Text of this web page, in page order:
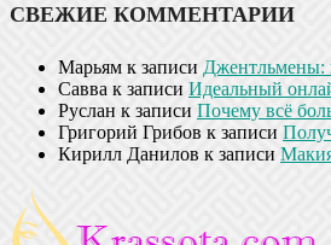
СВЕЖИЕ КОММЕНТАРИИ
Марьям к записи Джентльмены:
Савва к записи Идеальный
Руслан к записи Почему всё
Григорий Грибов к записи
Кирилл Данилов к записи